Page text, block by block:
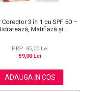
Corector 3 în 1 cu SPF 50 –
Matifiază și
PRP: 85,00 Lei
59,00 Lei
ADAUGA IN COS